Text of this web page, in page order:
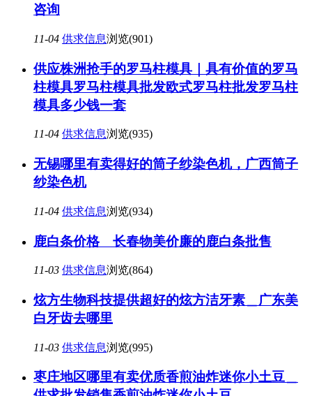
咨询
11-04 供求信息浏览(901)
供应株洲抢手的罗马柱模具｜具有价值的罗马
柱模具罗马柱模具批发欧式罗马柱批发罗马柱
模具多少钱一套
11-04 供求信息浏览(935)
无锡哪里有卖得好的筒子纱染色机，广西筒子
纱染色机
11-04 供求信息浏览(934)
鹿白条价格 长春物美价廉的鹿白条批售
11-03 供求信息浏览(864)
炫方生物科技提供超好的炫方洁牙素＿广东美
白牙齿去哪里
11-03 供求信息浏览(995)
枣庄地区哪里有卖优质香煎油炸迷你小土豆＿